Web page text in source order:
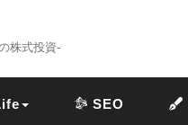
株式投資-
SEO